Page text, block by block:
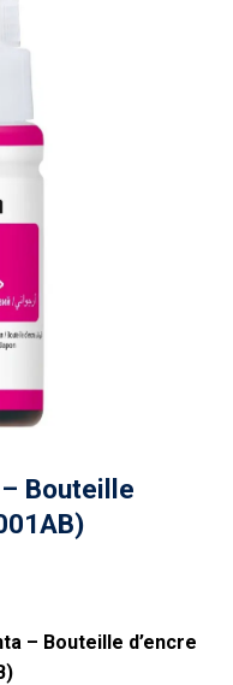
Bouteille
– Bouteille d’encre